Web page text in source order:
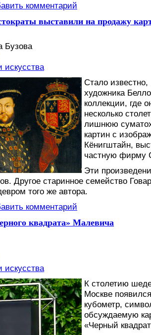
комментарий
выставили на продажу
Бузова
искусства
Стало известно,
художника
коллекции, где
несколько
лишнюю
картин с
Кёнигштайн,
частную фирму
Эти
Другое старинное семейство
того же автора.
комментарий
квадрата» Малевича
искусства
К столетию
Москве
кубометр,
обсуждаемую
«Черный